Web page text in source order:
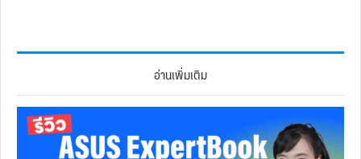
อ่านเพิ่มเติม